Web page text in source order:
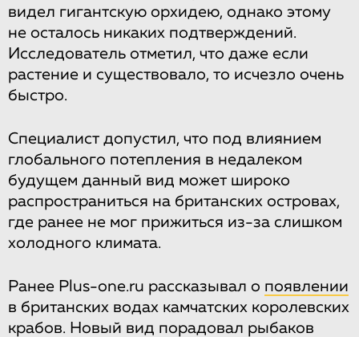
видел гигантскую орхидею, однако этому
не осталось никаких подтверждений.
Исследователь отметил, что даже если
растение и существовало, то исчезло очень
быстро.
Специалист допустил, что под влиянием
глобального потепления в недалеком
будущем данный вид может широко
распространиться на британских островах,
где ранее не мог прижиться из-за слишком
холодного климата.
Ранее Plus-one.ru рассказывал о появлении
в британских водах камчатских королевских
крабов. Новый вид порадовал рыбаков